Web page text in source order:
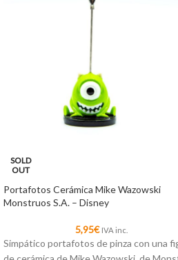
SOLD
OUT
Portafotos Cerámica Mike Wazowski
Monstruos S.A. – Disney
5,95€ IVA inc.
Simpático portafotos de pinza con una